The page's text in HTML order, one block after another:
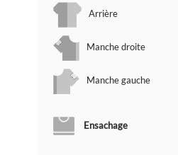
Arrière
Manche droite
Manche gauche
Ensachage